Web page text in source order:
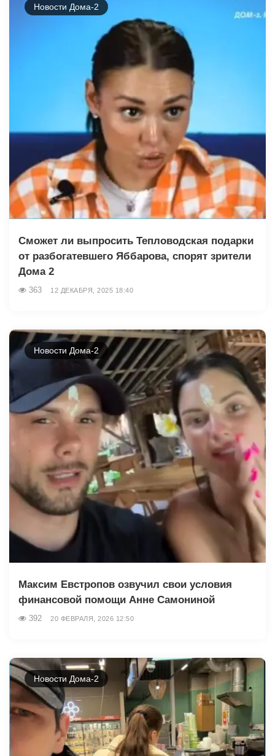
Новости Дома-2
Сможет ли выпросить Тепловодская подарки
от разбогатевшего Яббарова, спорят зрители
Дома 2
363 12 ДЕКАБРЯ, 2025 18:40
Новости Дома-2
Максим Евстропов озвучил свои условия
финансовой помощи Анне Самониной
392 20 ФЕВРАЛЯ, 2026 12:50
Новости Дома-2